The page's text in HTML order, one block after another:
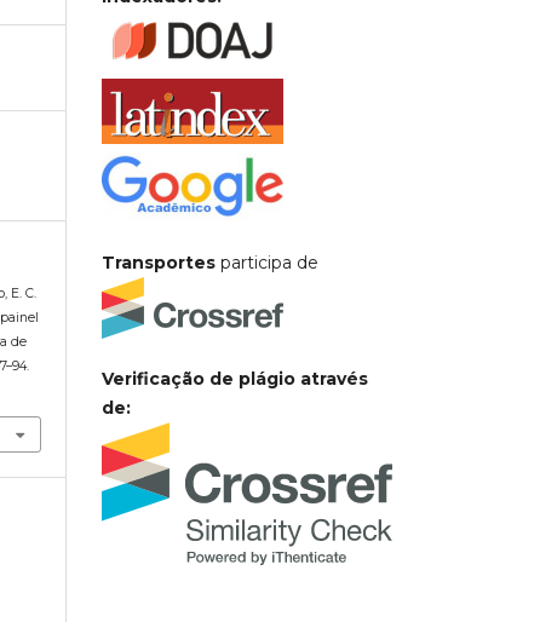
E. C.
de
Transportes participa de
Verificação de plágio através
de: